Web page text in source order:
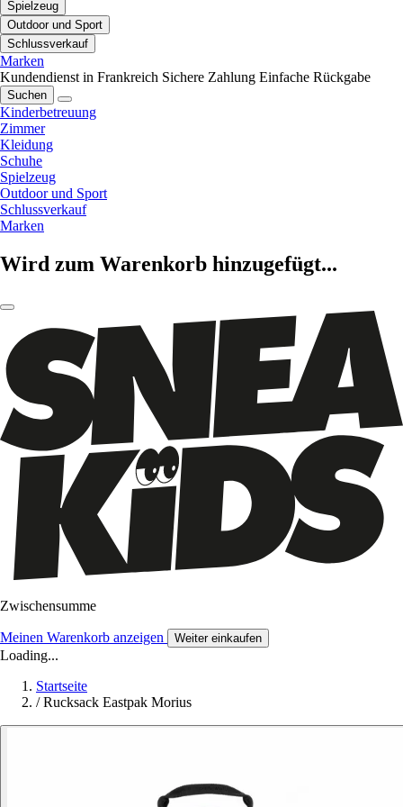
Spielzeug
Outdoor und Sport
Schlussverkauf
Marken
Kundendienst in Frankreich Sichere Zahlung Einfache Rückgabe
Suchen
Kinderbetreuung
Zimmer
Kleidung
Schuhe
Spielzeug
Outdoor und Sport
Schlussverkauf
Marken
Wird zum Warenkorb hinzugefügt...
Zwischensumme
Meinen Warenkorb anzeigen Weiter einkaufen
Loading...
Startseite
/ Rucksack Eastpak Morius